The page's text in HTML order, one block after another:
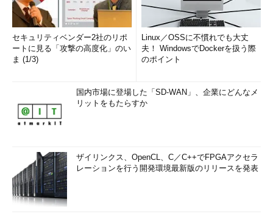
セキュリティベンダー2社のリポ
ートに見る「攻撃の高度化」のい
ま (1/3)
Linux／OSSに不慣れでも大丈
夫！ WindowsでDockerを扱う際
のポイント
国内市場に登場した「SD-WAN」、企業にどんなメ
リットをもたらすか
ザイリンクス、OpenCL、C／C++でFPGAアクセラ
レーションを行う開発環境最新版のリリースを発表